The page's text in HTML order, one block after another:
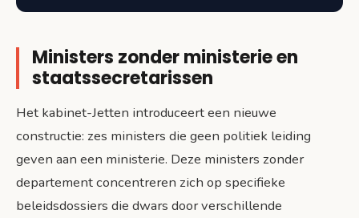
Ministers zonder ministerie en
staatssecretarissen
Het kabinet-Jetten introduceert een nieuwe
constructie: zes ministers die geen politiek leiding
geven aan een ministerie. Deze ministers zonder
departement concentreren zich op specifieke
beleidsdossiers die dwars door verschillende